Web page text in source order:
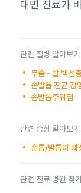
대면 진료가
관련 질병 알아보기
무좀 - 발 백선
손발톱 진균 감
손발톱주위염
관련 증상 알아보기
손톱/발톱이 빠
관련 진료 병원 찾